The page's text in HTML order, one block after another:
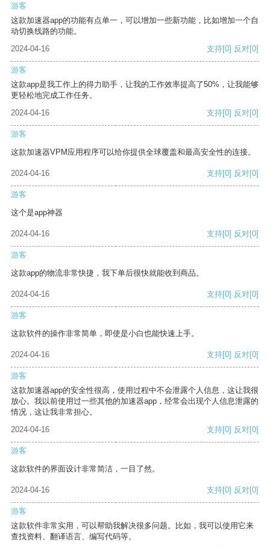
游客
这款加速器app的功能有点单一，可以增加一些新功能，比如增加一个自
动切换线路的功能。
2024-04-16
支持[0] 反对[0]
游客
这款app是我工作上的得力助手，让我的工作效率提高了50%，让我能够
更轻松地完成工作任务。
2024-04-16
支持[0] 反对[0]
游客
这款加速器VPM应用程序可以给你提供全球覆盖和最高安全性的连接。
2024-04-16 支持[0] 反对[0]
游客
这个是app神器
2024-04-16 支持[0] 反对[0]
游客
这款app的物流非常快捷，我下单后很快就能收到商品。
2024-04-16 支持[0] 反对[0]
游客
这款软件的操作非常简单，即使是小白也能快速上手。
2024-04-16 支持[0] 反对[0]
游客
这款加速器app的安全性很高，使用过程中不会泄露个人信息，这让我很
放心。我以前使用过一些其他的加速器app，经常会出现个人信息泄露的
情况，这让我非常担心。
2024-04-16
支持[0] 反对[0]
游客
这款软件的界面设计非常简洁，一目了然。
2024-04-16 支持[0] 反对[0]
游客
这款软件非常实用，可以帮助我解决很多问题。比如，我可以使用它来
查找资料、翻译语言、编写代码等。